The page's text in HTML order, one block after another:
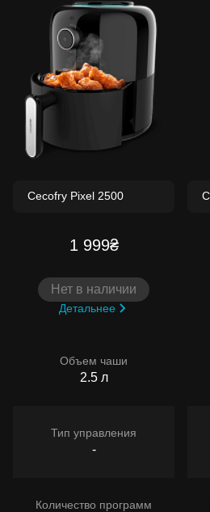
1 999₴
Нет в наличии
Детальнее
Объем чаши
2.5 л
Тип управления
-
Количество программ